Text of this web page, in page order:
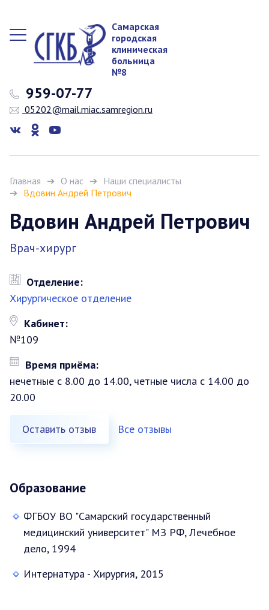
Самарская
городская
клиническая
больница
№8
959-07-77
05202@mail.miac.samregion.ru
Главная О нас
Наши специалисты
Вдовин Андрей Петрович
Вдовин Андрей Петрович
Врач-хирург
Отделение:
Хирургическое отделение
Кабинет:
№109
Время приёма:
нечетные с 8.00 до 14.00, четные числа с 14.00 до
20.00
Оставить отзыв Все отзывы
Образование
ФГБОУ ВО "Самарский государственный
медицинский университет" МЗ РФ, Лечебное
дело, 1994
Интернатура - Хирургия, 2015